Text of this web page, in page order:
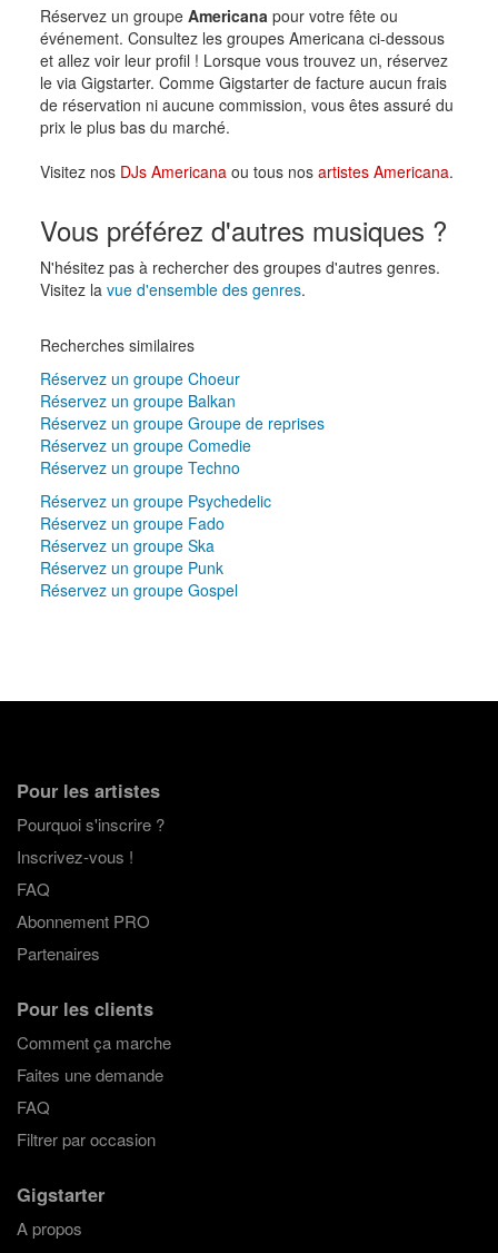
Réservez un groupe Americana pour votre fête ou
événement. Consultez les groupes Americana ci-dessous
et allez voir leur profil ! Lorsque vous trouvez un, réservez
le via Gigstarter. Comme Gigstarter de facture aucun frais
de réservation ni aucune commission, vous êtes assuré du
prix le plus bas du marché.
Visitez nos DJs Americana ou tous nos artistes Americana.
Vous préférez d'autres musiques ?
N'hésitez pas à rechercher des groupes d'autres genres.
Visitez la vue d'ensemble des genres.
Recherches similaires
Réservez un groupe Choeur
Réservez un groupe Balkan
Réservez un groupe Groupe de reprises
Réservez un groupe Comedie
Réservez un groupe Techno
Réservez un groupe Psychedelic
Réservez un groupe Fado
Réservez un groupe Ska
Réservez un groupe Punk
Réservez un groupe Gospel
Pour les artistes
Pourquoi s'inscrire ?
Inscrivez-vous !
FAQ
Abonnement PRO
Partenaires
Pour les clients
Comment ça marche
Faites une demande
FAQ
Filtrer par occasion
Gigstarter
A propos